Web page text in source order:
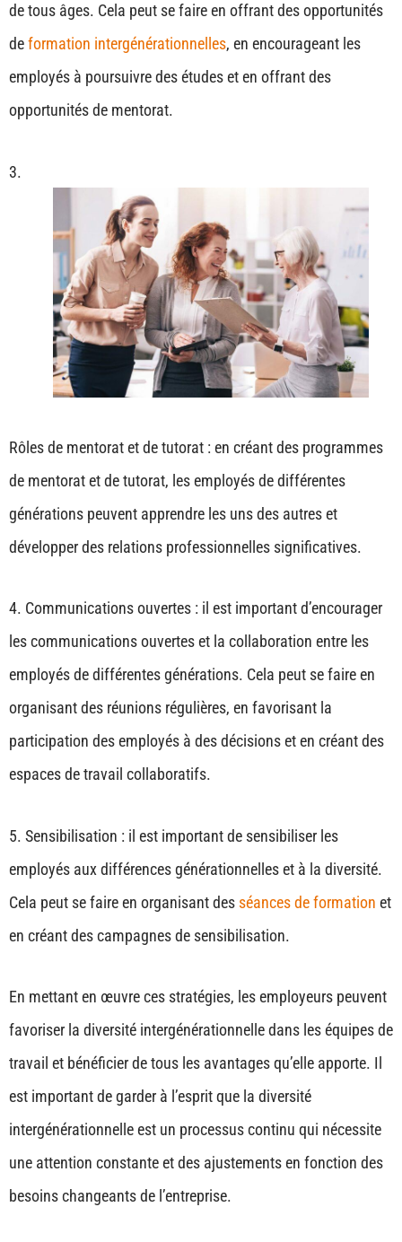
de tous âges. Cela peut se faire en offrant des opportunités
deformation intergénérationnelles, en encourageant les
employés à poursuivre des études et en offrant des
opportunités de mentorat.
3.
Rôles de mentorat et de tutorat : en créant des programmes
de mentorat et de tutorat, les employés de différentes
générations peuvent apprendre les uns des autres et
développer des relations professionnelles significatives.
4. Communications ouvertes : il est important d’encourager
les communications ouvertes et la collaboration entre les
employés de différentes générations. Cela peut se faire en
organisant des réunions régulières, en favorisant la
participation des employés à des décisions et en créant des
espaces de travail collaboratifs.
5. Sensibilisation : il est important de sensibiliser les
employés aux différences générationnelles et à la diversité.
Cela peut se faire en organisant des séances de formation et
en créant des campagnes de sensibilisation.
En mettant en œuvre ces stratégies, les employeurs peuvent
favoriser la diversité intergénérationnelle dans les équipes de
travail et bénéficier de tous les avantages qu’elle apporte. Il
est important de garder à l’esprit que la diversité
intergénérationnelle est un processus continu qui nécessite
une attention constante et des ajustements en fonction des
besoins changeants de l’entreprise.